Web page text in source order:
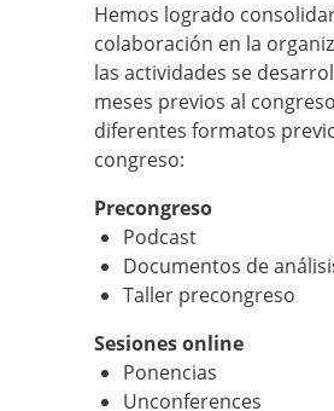
Hemos logrado
colaboración en la
las actividades se
meses previos al
diferentes formatos
congreso:
Precongreso
Podcast
Documentos de
Taller precongreso
Sesiones online
Ponencias
Unconferences